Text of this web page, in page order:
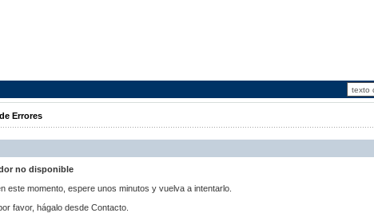
Errores
no disponible
este momento, espere unos minutos y vuelva a intentarlo.
favor, hágalo desde Contacto.